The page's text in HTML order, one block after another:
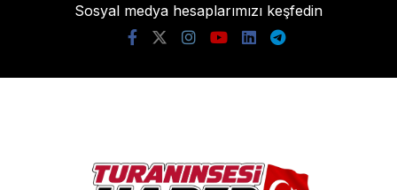
Sosyal medya hesaplarımızı keşfedin